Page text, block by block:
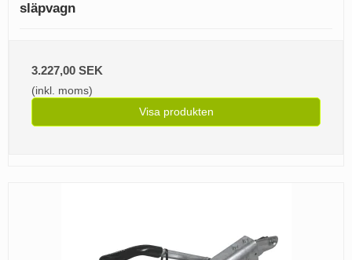
släpvagn
3.227,00 SEK
(inkl. moms)
Visa produkten